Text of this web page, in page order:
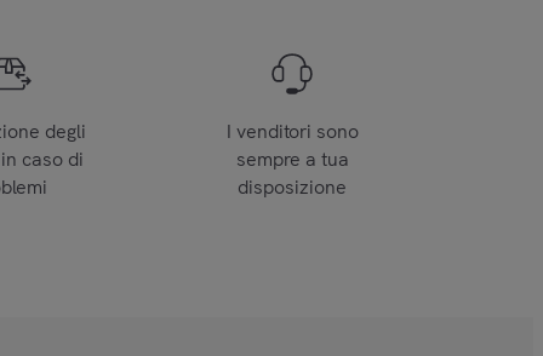
degli
caso di
I venditori sono
sempre a tua
disposizione